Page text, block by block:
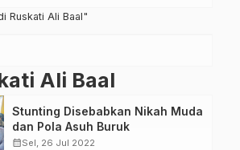
Ruskati Ali Baal"
Ali Baal
Stunting Disebabkan Nikah Muda
dan Pola Asuh Buruk
calendar_monthSel, 26 Jul 2022